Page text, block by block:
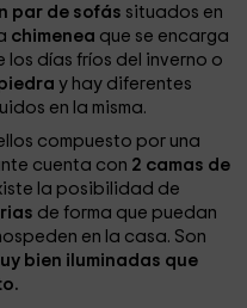
par de sofás situados en
chimenea que se encarga
días fríos del inverno o
y hay diferentes
en la misma.
compuesto por una
cuenta con 2 camas de
la posibilidad de
de forma que puedan
en la casa. Son
bien iluminadas que